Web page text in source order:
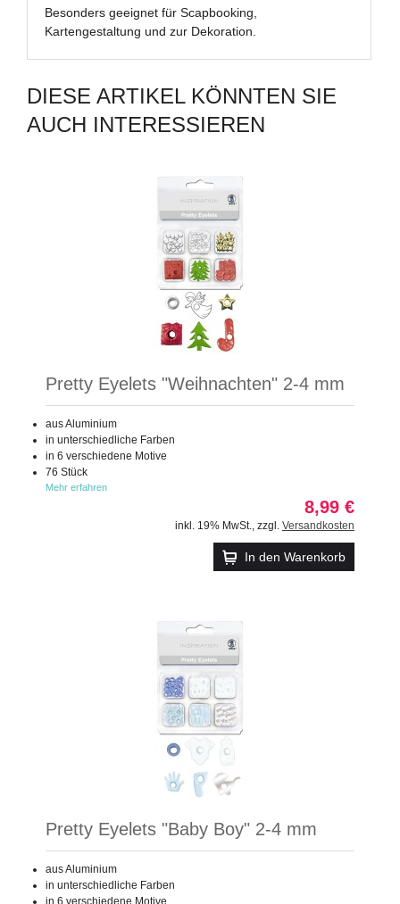
Besonders geeignet für Scapbooking,
Kartengestaltung und zur Dekoration.
DIESE ARTIKEL KÖNNTEN SIE
AUCH INTERESSIEREN
Pretty Eyelets "Weihnachten" 2-4 mm
aus Aluminium
in unterschiedliche Farben
in 6 verschiedene Motive
76 Stück
Mehr erfahren
8,99 €
inkl. 19% MwSt. zzgl. Versandkosten
In den Warenkorb
Pretty Eyelets "Baby Boy" 2-4 mm
aus Aluminium
in unterschiedliche Farben
in 6 verschiedene Motive